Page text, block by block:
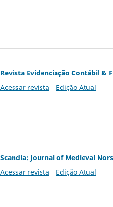
Revista Evidenciação Contábil &
Acessar revista
Edição Atual
Scandia: Journal of Medieval
Acessar revista
Edição Atual